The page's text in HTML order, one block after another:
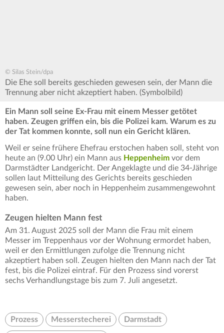
© Silas Stein/dpa
Die Ehe soll bereits geschieden gewesen sein, der Mann die
Trennung aber nicht akzeptiert haben. (Symbolbild)
Ein Mann soll seine Ex-Frau mit einem Messer getötet
haben. Zeugen griffen ein, bis die Polizei kam. Warum es zu
der Tat kommen konnte, soll nun ein Gericht klären.
Weil er seine frühere Ehefrau erstochen haben soll, steht von
heute an (9.00 Uhr) ein Mann aus Heppenheim vor dem
Darmstädter Landgericht. Der Angeklagte und die 34-Jährige
sollen laut Mitteilung des Gerichts bereits geschieden
gewesen sein, aber noch in Heppenheim zusammengewohnt
haben.
Zeugen hielten Mann fest
Am 31. August 2025 soll der Mann die Frau mit einem
Messer im Treppenhaus vor der Wohnung ermordet haben,
weil er den Ermittlungen zufolge die Trennung nicht
akzeptiert haben soll. Zeugen hielten den Mann nach der Tat
fest, bis die Polizei eintraf. Für den Prozess sind vorerst
sechs Verhandlungstage bis zum 7. Juli angesetzt.
Prozess Messerstecherei Darmstadt